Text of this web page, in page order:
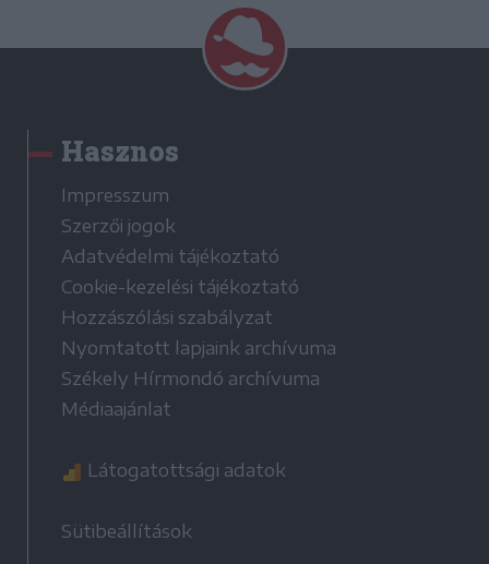
Hasznos
Impresszum
Szerzői jogok
Adatvédelmi tájékoztató
Cookie-kezelési tájékoztató
Hozzászólási szabályzat
Nyomtatott lapjaink archívuma
Székely Hírmondó archívuma
Médiaajánlat
Látogatottsági adatok
Sütibeállítások